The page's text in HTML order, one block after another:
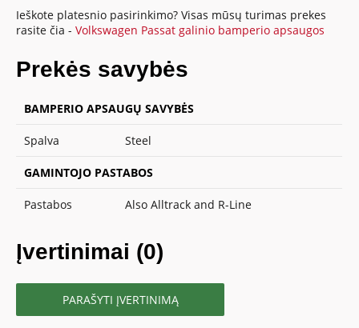
Ieškote platesnio pasirinkimo? Visas mūsų turimas prekes
rasite čia -Volkswagen Passat galinio bamperio apsaugos
Prekės savybės
BAMPERIO APSAUGŲ SAVYBĖS
Spalva Steel
GAMINTOJO PASTABOS
Pastabos Also Alltrack and R-Line
Įvertinimai (0)
PARAŠYTI ĮVERTINIMĄ